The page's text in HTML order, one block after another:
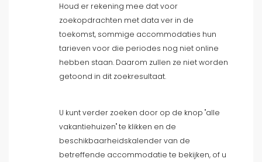
Badkamers
Houd er rekening mee dat voor
zoekopdrachten met data ver in de
toekomst, sommige accommodaties hun
tarieven voor die periodes nog niet online
hebben staan. Daarom zullen ze niet worden
getoond in dit zoekresultaat.
U kunt verder zoeken door op de knop "alle
vakantiehuizen" te klikken en de
beschikbaarheidskalender van de
betreffende accommodatie te bekijken, of u